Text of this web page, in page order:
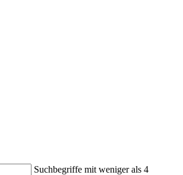
Suchbegriffe mit weniger als 4